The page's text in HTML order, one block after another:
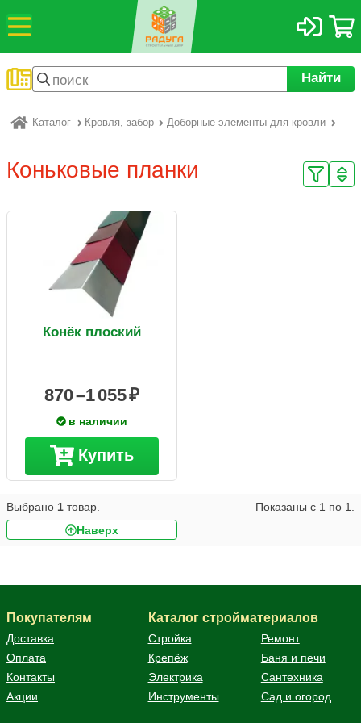
Найти
Каталог Кровля, забор Доборные элементы для кровли
Коньковые планки
Конёк плоский
870 –1 055
в наличии
Купить
Выбрано 1 товар. Показаны с 1 по 1.
Наверх
Покупателям
Доставка
Оплата
Контакты
Акции
Каталог стройматериалов
Стройка
Ремонт
Крепёж
Баня и печи
Электрика
Сантехника
Инструменты
Сад и огород